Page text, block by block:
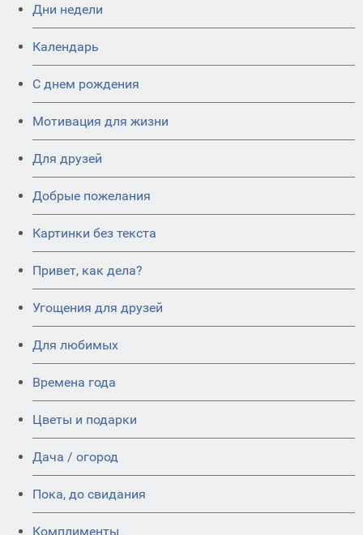
Дни недели
Календарь
C днем рождения
Мотивация для жизни
Для друзей
Добрые пожелания
Картинки без текста
Привет, как дела?
Угощения для друзей
Для любимых
Времена года
Цветы и подарки
Дача / огород
Пока, до свидания
Комплименты